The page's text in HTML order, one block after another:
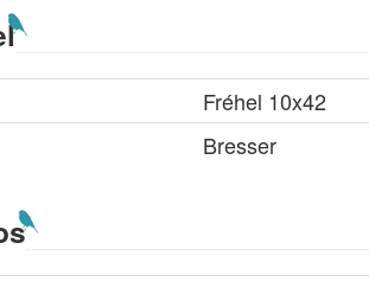
Fréhel 10x42
Bresser